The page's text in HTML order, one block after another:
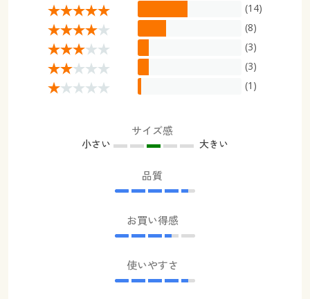
(14)
(8)
(3)
(3)
(1)
サイズ感
小さい 大きい
品質
お買い得感
使いやすさ